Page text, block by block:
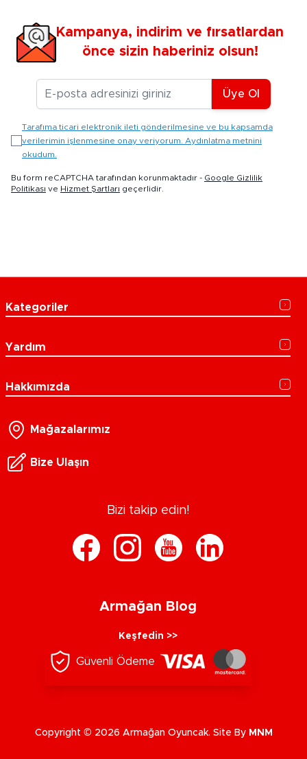
Kampanya, indirim ve fırsatlardan
önce sizin haberiniz olsun!
E-posta Adresiniz
Üye Ol
Tarafıma ticari elektronik ileti gönderilmesine ve bu kapsamda
verilerimin işlenmesine onay veriyorum. Aydınlatma metnini
okudum.
Bu form reCAPTCHA tarafından korunmaktadır - Google Gizlilik
Politikası ve Hizmet Şartları geçerlidir.
Kategoriler
Yardım
Hakkımızda
Mağazalarımız
Bize Ulaşın
Bizi takip edin!
Armağan Blog
Keşfedin >>
Güvenli Ödeme
Copyright © 2026 Armağan Oyuncak. Site By MNM